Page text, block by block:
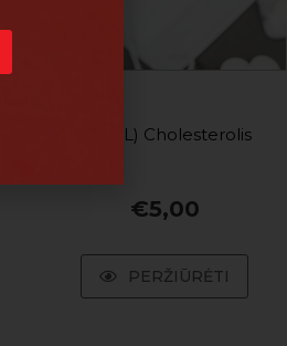
(CHOL) Cholesterolis
€5,00
PERŽIŪRĖTI